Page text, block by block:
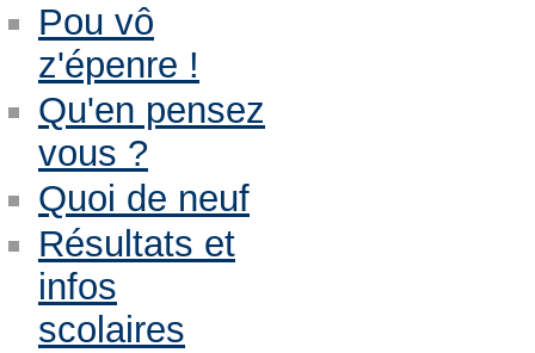
Pou vô
z'épenre !
Qu'en pensez
vous ?
Quoi de neuf
Résultats et
infos
scolaires